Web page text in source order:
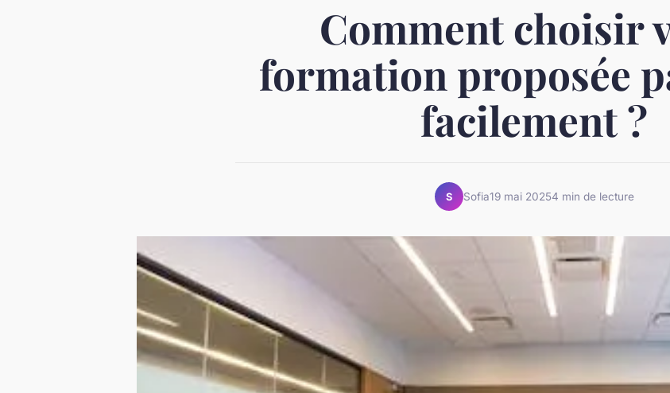
Comment choisir
formation proposée
facilement ?
S Sofia19 mai 20254 min de lecture